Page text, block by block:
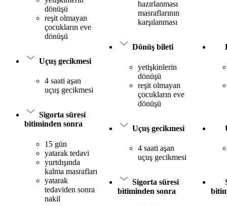
dönüşü
reşit olmayan
çocukların eve
dönüşü
Uçuş gecikmesi
4 saati aşan
uçuş gecikmesi
Sigorta süresi
bitiminden sonra
15 gün
yatarak tedavi
yurtdışında
kalma masrafları
yatarak
tedaviden sonra
nakil
hazırlanması
masraflarının
karşılanması
Dönüş bileti
yetişkinlerin
dönüşü
reşit olmayan
çocukların eve
dönüşü
Uçuş gecikmesi
4 saati aşan
uçuş gecikmesi
Sigorta süresi
bitiminden sonra